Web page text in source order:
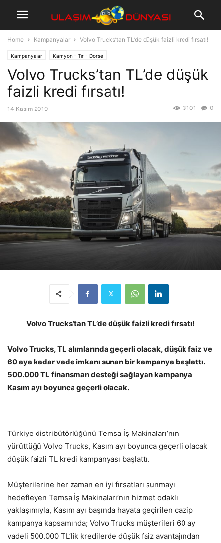
Home Kampanyalar Volvo Trucks’tan TL’de düşük faizli kredi fırsatı!
Kampanyalar Kamyon - Tır - Dorse
Volvo Trucks’tan TL’de düşük
faizli kredi fırsatı!
14 Kasım 2019 0
3101
Volvo Trucks’tanTL’de düşük faizli kredi fırsatı!
Volvo Trucks, TL alımlarında geçerli olacak, düşük faiz ve
60 aya kadar vade imkanı sunan bir kampanya başlattı.
500.000 TL finansman desteği sağlayan kampanya
Kasım ayı boyunca geçerli olacak.
Türkiye distribütörlüğünü Temsa İş Makinaları’nın
yürüttüğü Volvo Trucks, Kasım ayı boyunca geçerli olacak
düşük faizli TL kredi kampanyası başlattı.
Müşterilerine her zaman en iyi fırsatları sunmayı
hedefleyen Temsa İş Makinaları’nın hizmet odaklı
yaklaşımıyla, Kasım ayı başında hayata geçirilen cazip
kampanya kapsamında; Volvo Trucks müşterileri 60 ay
vadeli 500.000 TL’lik kredilerde düşük faiz avantajından